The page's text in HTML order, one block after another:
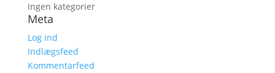
Ingen kategorier
Meta
Log ind
Indlægsfeed
Kommentarfeed